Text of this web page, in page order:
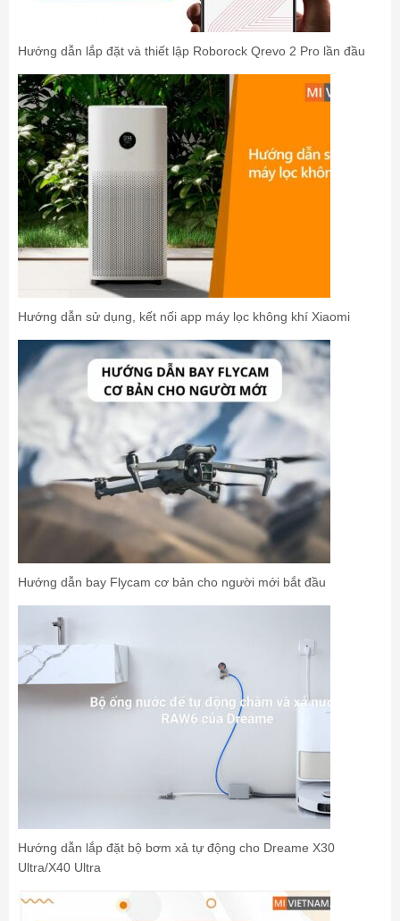
Hướng dẫn lắp đặt và thiết lập Roborock Qrevo 2 Pro lần đầu
Hướng dẫn sử dụng, kết nối app máy lọc không khí Xiaomi
Hướng dẫn bay Flycam cơ bản cho người mới bắt đầu
Hướng dẫn lắp đặt bộ bơm xả tự động cho Dreame X30
Ultra/X40 Ultra